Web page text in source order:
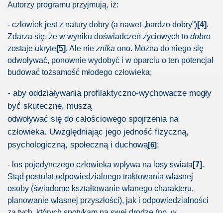
Autorzy programu przyjmują, iż:
- człowiek jest z natury dobry (a nawet „bardzo dobry”)[4].
Zdarza się, że w wyniku doświadczeń życiowych to dobro
zostaje ukryte[5]. Ale nie znika ono. Można do niego się
odwoływać, ponownie wydobyć i w oparciu o ten potencjał
budować tożsamość młodego człowieka;
- aby oddziaływania profilaktyczno-wychowacze mogły
być skuteczne, muszą
odwoływać się do całościowego spojrzenia na
człowieka. Uwzględniając jego jedność fizyczną,
psychologiczną, społeczną i duchową[6];
- los pojedynczego człowieka wpływa na losy świata [7].
Stąd postulat odpowiedzialnego traktowania własnej
osoby (świadome kształtowanie wlanego charakteru,
planowanie własnej przyszłości), jak i odpowiedzialności
coraz trudniej